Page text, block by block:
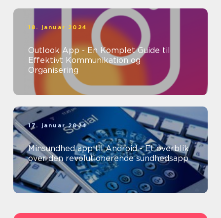
18. januar 2024
Outlook App - En Komplet Guide til
Effektivt Kommunikation og
Organisering
17. januar 2024
Minsundhed app til Android - Et overblik
over den revolutionerende sundhedsapp